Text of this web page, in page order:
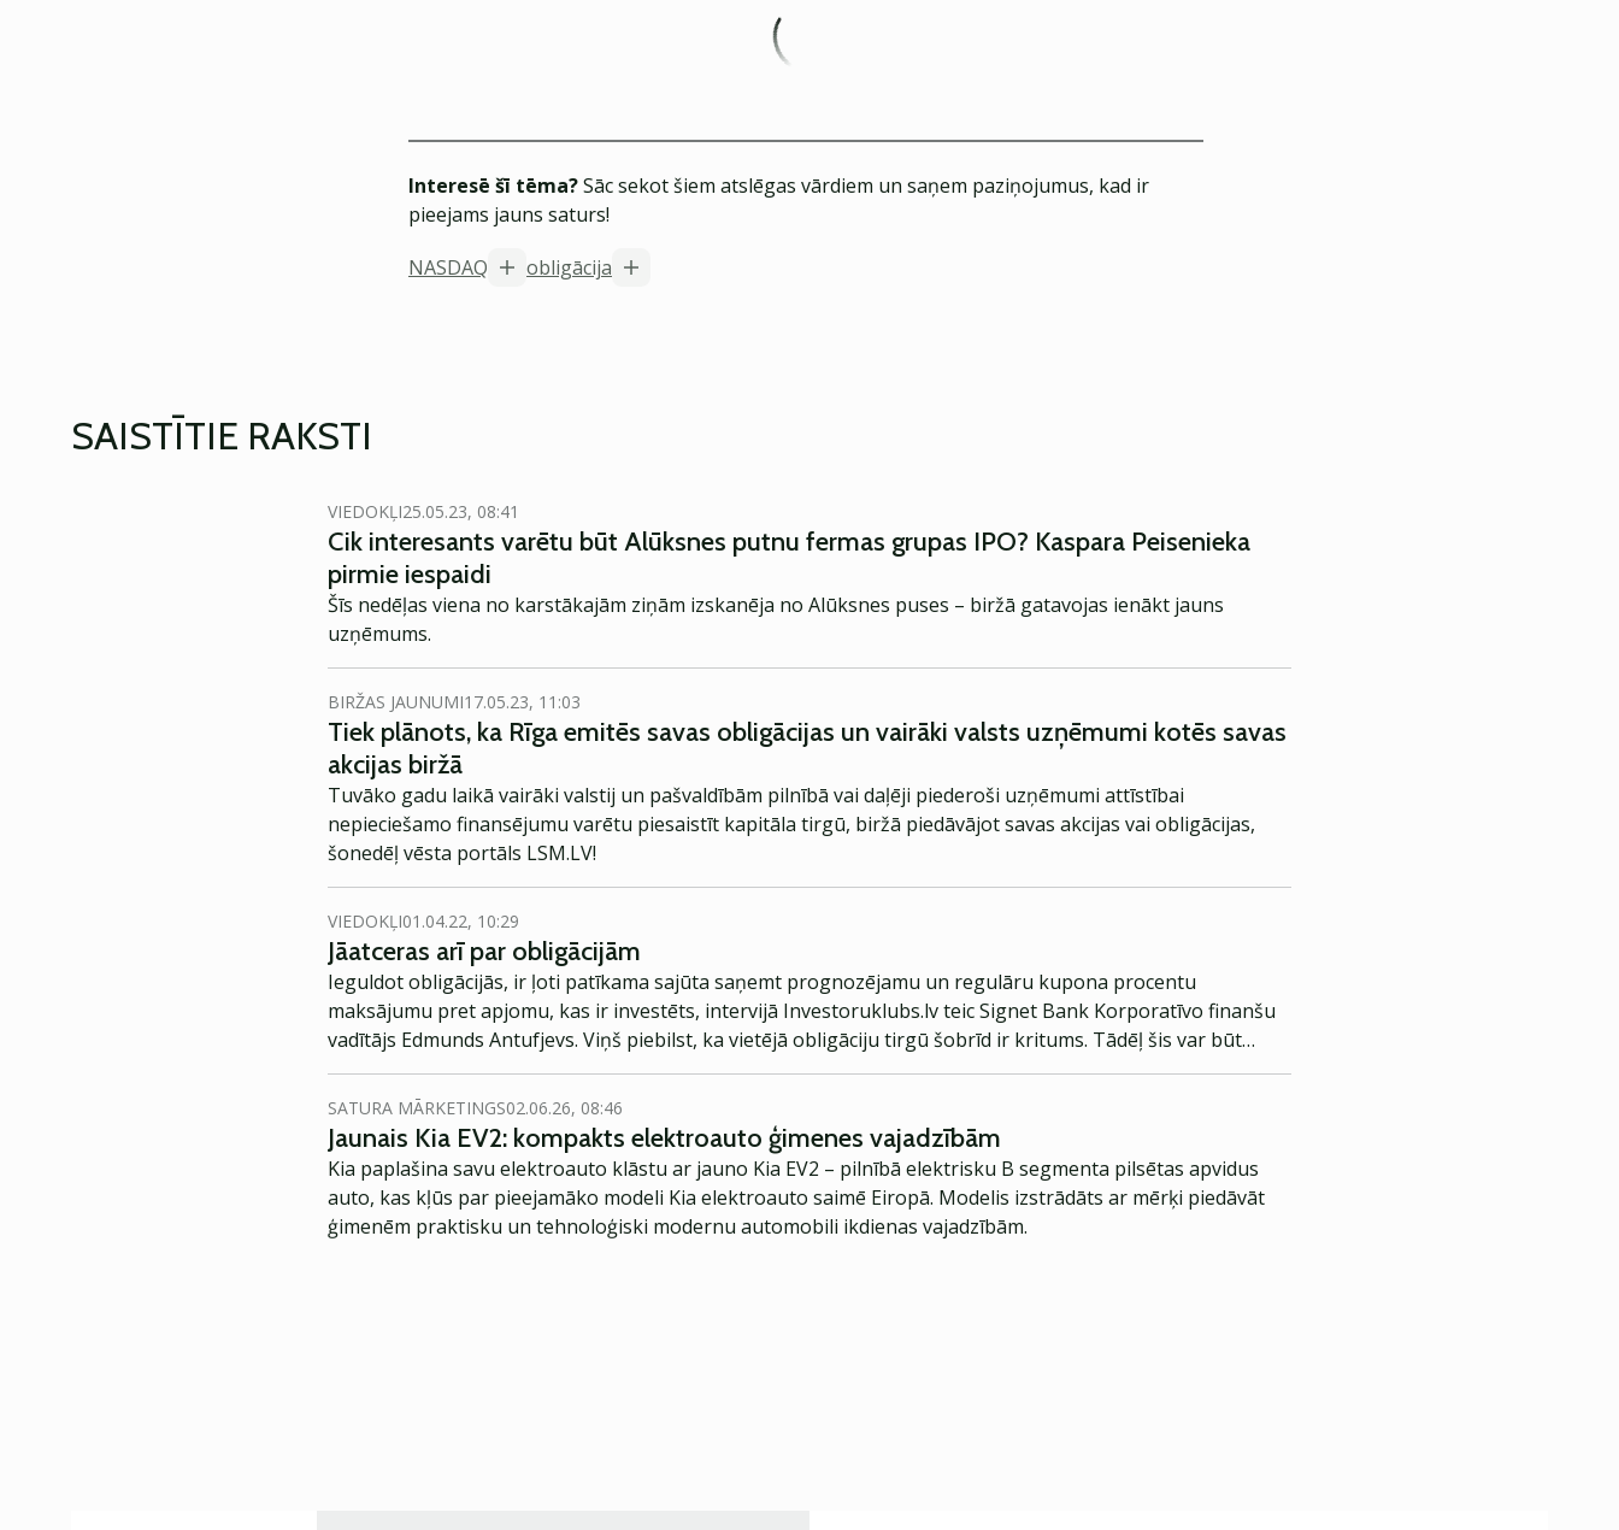
Interesē šī tēma?Sāc sekot šiem atslēgas vārdiem un saņem paziņojumus, kad ir
pieejams jauns saturs!
NASDAQ
obligācija
SAISTĪTIE RAKSTI
VIEDOKĻI25.05.23, 08:41
Cik interesants varētu būt Alūksnes putnu fermas grupas IPO? Kaspara Peisenieka
pirmie iespaidi
Šīs nedēļas viena no karstākajām ziņām izskanēja no Alūksnes puses – biržā gatavojas ienākt jauns
uzņēmums.
BIRŽAS JAUNUMI17.05.23, 11:03
Tiek plānots, ka Rīga emitēs savas obligācijas un vairāki valsts uzņēmumi kotēs savas
akcijas biržā
Tuvāko gadu laikā vairāki valstij un pašvaldībām pilnībā vai daļēji piederoši uzņēmumi attīstībai
nepieciešamo finansējumu varētu piesaistīt kapitāla tirgū, biržā piedāvājot savas akcijas vai obligācijas,
šonedēļ vēsta portāls LSM.LV!
VIEDOKĻI01.04.22, 10:29
Jāatceras arī par obligācijām
Ieguldot obligācijās, ir ļoti patīkama sajūta saņemt prognozējamu un regulāru kupona procentu
maksājumu pret apjomu, kas ir investēts, intervijā Investoruklubs.lv teic Signet Bank Korporatīvo finanšu
vadītājs Edmunds Antufjevs. Viņš piebilst, ka vietējā obligāciju tirgū šobrīd ir kritums. Tādēļ šis var būt
īstais brīdis, lai iegādātos obligācijas ar atlaidi.
SATURA MĀRKETINGS02.06.26, 08:46
Jaunais Kia EV2: kompakts elektroauto ģimenes vajadzībām
Kia paplašina savu elektroauto klāstu ar jauno Kia EV2 – pilnībā elektrisku B segmenta pilsētas apvidus
auto, kas kļūs par pieejamāko modeli Kia elektroauto saimē Eiropā. Modelis izstrādāts ar mērķi piedāvāt
ģimenēm praktisku un tehnoloģiski modernu automobili ikdienas vajadzībām.